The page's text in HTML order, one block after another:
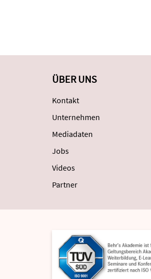
ÜBER UNS
Kontakt
Unternehmen
Mediadaten
Jobs
Videos
Partner